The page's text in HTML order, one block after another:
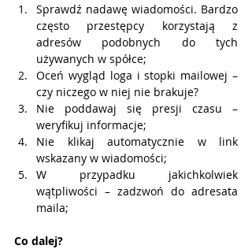
Sprawdź nadawę wiadomości. Bardzo
często przestępcy korzystają z
adresów podobnych do tych
używanych w spółce;
Oceń wygląd loga i stopki mailowej –
czy niczego w niej nie brakuje?
Nie poddawaj się presji czasu –
weryfikuj informacje;
Nie klikaj automatycznie w link
wskazany w wiadomości;
W przypadku jakichkolwiek
wątpliwości – zadzwoń do adresata
maila;
Co dalej?